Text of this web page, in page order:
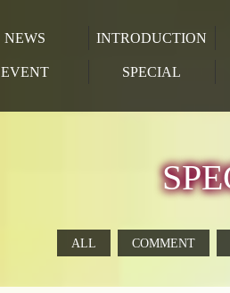
NEWS INTRODUCTION
EVENT SPECIAL
ALL COMMENT